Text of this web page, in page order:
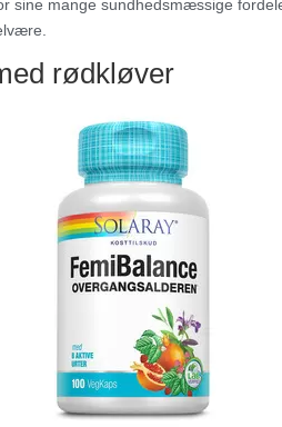
sine mange sundhedsmæssige
rødkløver